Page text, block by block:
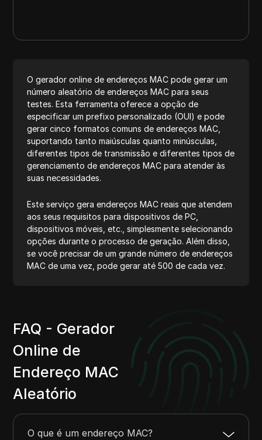
O gerador online de endereços MAC pode gerar um
número aleatório de endereços MAC para seus
testes. Esta ferramenta oferece a opção de
especificar um prefixo personalizado (OUI) e pode
gerar cinco formatos comuns de endereços MAC,
suportando tanto maiúsculas quanto minúsculas,
diferentes tipos de transmissão e diferentes tipos de
gerenciamento de endereços MAC para atender às
suas necessidades.
Este serviço gera endereços MAC reais que atendem
aos seus requisitos para dispositivos de PC,
dispositivos móveis, etc., simplesmente selecionando
opções durante o processo de geração. Além disso,
se você precisar de um grande número de endereços
MAC de uma vez, pode gerar até 500 de cada vez.
FAQ - Gerador
Online de
Endereço MAC
Aleatório
O que é um endereço MAC?